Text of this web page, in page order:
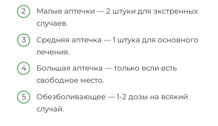
Малые аптечки — 2 штуки для экстренных
случаев.
Средняя аптечка — 1 штука для основного
лечения.
Большая аптечка — только если есть
свободное место.
Обезболивающее — 1-2 дозы на всякий
случай.